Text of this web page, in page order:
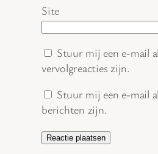
Site
Stuur mij een e-mail
vervolgreacties zijn.
Stuur mij een e-mail
berichten zijn.